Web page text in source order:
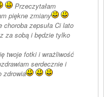
Przeczytałam
piękne zmiany
zepsuła Ci lato
twoje fotki i wrażliwość
serdecznie i
do zdrowia